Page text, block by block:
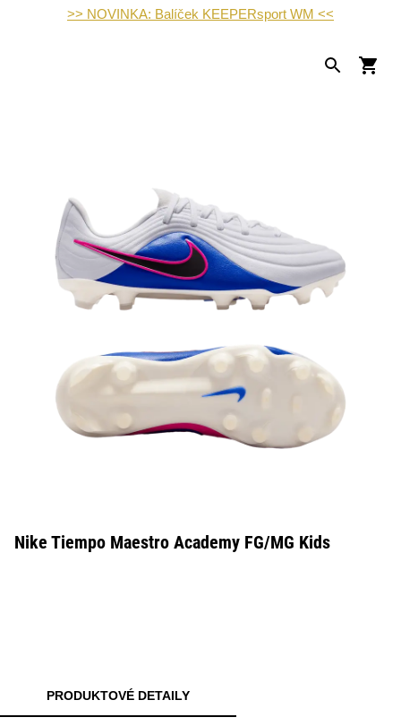
>> NOVINKA: Balíček KEEPERsport WM <<
Nike Tiempo Maestro Academy FG/MG Kids
PRODUKTOVÉ DETAILY